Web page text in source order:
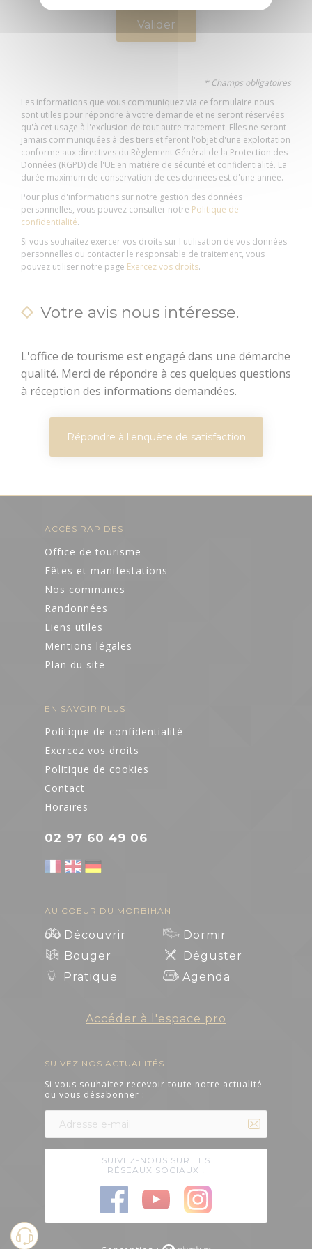
Pratique
Brochures
Votre avis nous
intéresse
Voyage éco-
responsable
Accès et
Organiser un
Agenda
Art et culture
* Champs obligatoires
Les informations que vous communiquez via ce formulaire nous
sont utiles pour répondre à votre demande et ne seront réservées
qu'à cet usage à l'exclusion de tout autre traitement. Elles ne seront
jamais communiquées à des tiers et feront l'objet d'une exploitation
conforme aux directives du Règlement Général de la Protection des
Données (RGPD) de l'UE en matière de sécurité et confidentialité. La
durée maximum de conservation de ces données est d'une année.
Pour plus d'informations sur notre gestion des données
personnelles, vous pouvez consulter notre Politique de
confidentialité.
Si vous souhaitez exercer vos droits sur l'utilisation de vos données
personnelles ou contacter le responsable de traitement, vous
pouvez utiliser notre page Exercez vos droits.
Votre avis nous intéresse.
L'office de tourisme est engagé dans une démarche
qualité. Merci de répondre à ces quelques questions
à réception des informations demandées.
Répondre à l'enquête de satisfaction
ACCÈS RAPIDES
Office de tourisme
Fêtes et manifestations
Nos communes
Randonnées
Liens utiles
Mentions légales
Plan du site
EN SAVOIR PLUS
Politique de confidentialité
Exercez vos droits
Politique de cookies
Contact
Horaires
02 97 60 49 06
AU COEUR DU MORBIHAN
Découvrir
Dormir
Bouger
Déguster
Pratique
Agenda
Accéder à l'espace pro
SUIVEZ NOS ACTUALITÉS
Si vous souhaitez recevoir toute notre actualité
ou vous désabonner :
SUIVEZ-NOUS SUR LES
RÉSEAUX SOCIAUX !